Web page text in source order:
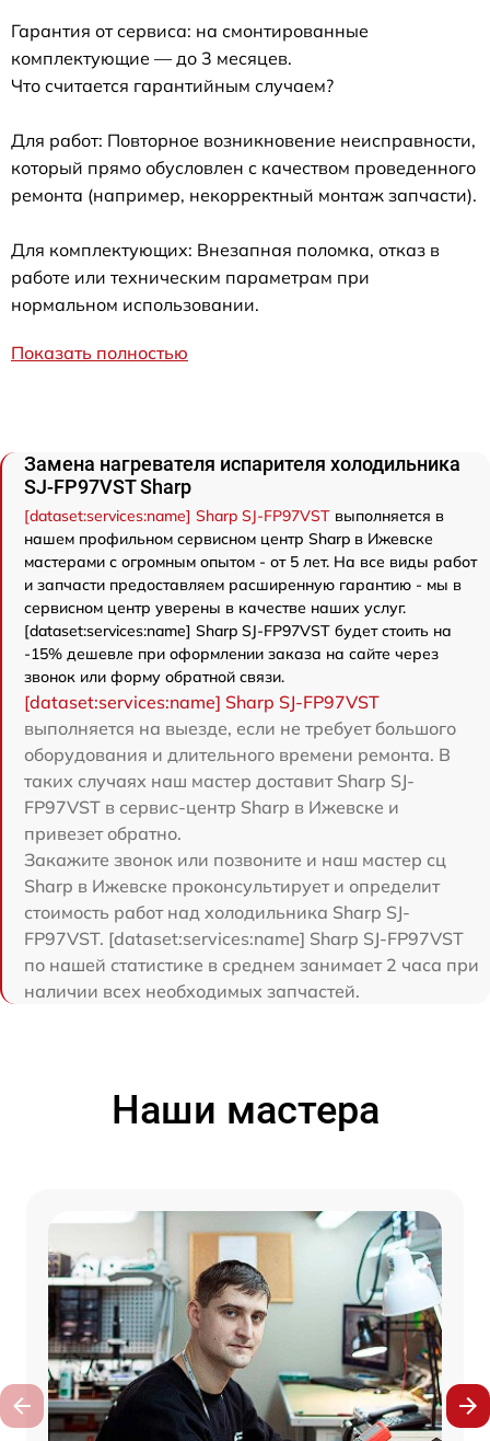
Гарантия от сервиса: на смонтированные
комплектующие — до 3 месяцев.
Что считается гарантийным случаем?
Для работ: Повторное возникновение неисправности,
который прямо обусловлен с качеством проведенного
ремонта (например, некорректный монтаж запчасти).
Для комплектующих: Внезапная поломка, отказ в
работе или техническим параметрам при
нормальном использовании.
Показать полностью
Замена нагревателя испарителя холодильника
SJ-FP97VST Sharp
[dataset:services:name] Sharp SJ-FP97VST выполняется в
нашем профильном сервисном центр Sharp в Ижевске
мастерами с огромным опытом - от 5 лет. На все виды работ
и запчасти предоставляем расширенную гарантию - мы в
сервисном центр уверены в качестве наших услуг.
[dataset:services:name] Sharp SJ-FP97VST будет стоить на
-15% дешевле при оформлении заказа на сайте через
звонок или форму обратной связи.
[dataset:services:name] Sharp SJ-FP97VST
выполняется на выезде, если не требует большого
оборудования и длительного времени ремонта. В
таких случаях наш мастер доставит Sharp SJ-
FP97VST в сервис-центр Sharp в Ижевске и
привезет обратно.
Закажите звонок или позвоните и наш мастер сц
Sharp в Ижевске проконсультирует и определит
стоимость работ над холодильника Sharp SJ-
FP97VST. [dataset:services:name] Sharp SJ-FP97VST
по нашей статистике в среднем занимает 2 часа при
наличии всех необходимых запчастей.
Наши мастера